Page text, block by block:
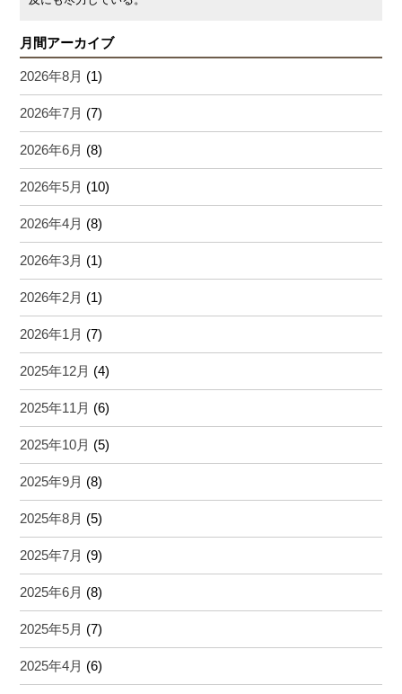
月間アーカイブ
2026年8月 (1)
2026年7月 (7)
2026年6月 (8)
2026年5月 (10)
2026年4月 (8)
2026年3月 (1)
2026年2月 (1)
2026年1月 (7)
2025年12月 (4)
2025年11月 (6)
2025年10月 (5)
2025年9月 (8)
2025年8月 (5)
2025年7月 (9)
2025年6月 (8)
2025年5月 (7)
2025年4月 (6)